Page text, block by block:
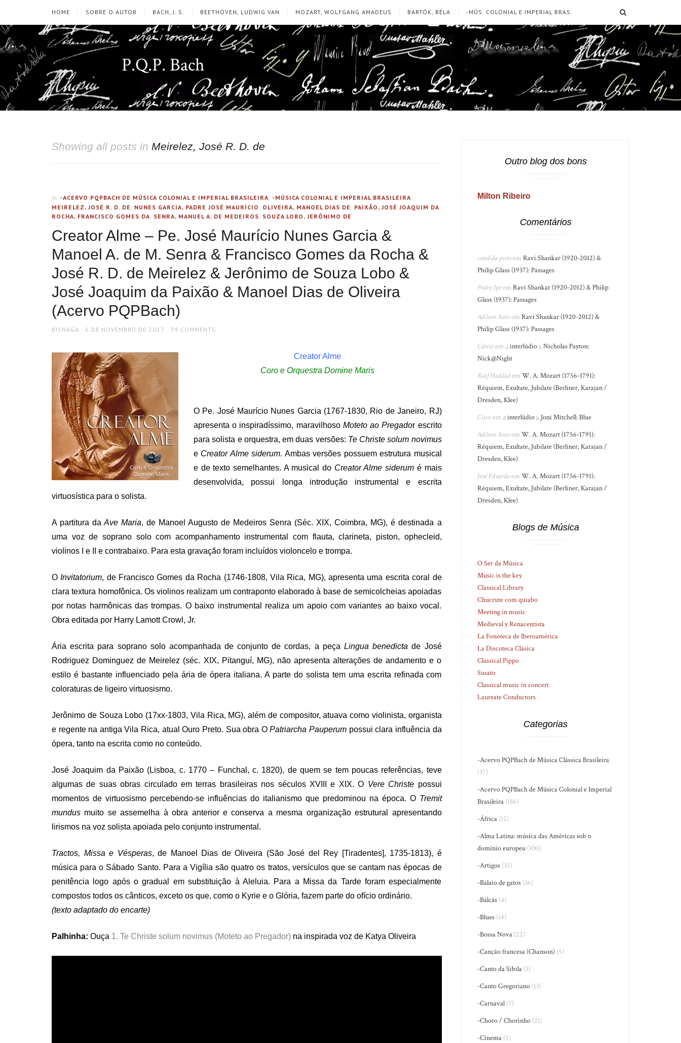
HOME SOBRE O AUTOR BACH, J. S. BEETHOVEN, LUDWIG VAN MOZART, WOLFGANG AMADEUS BARTÓK, BÉLA -MÚS. COLONIAL E IMPERIAL BRAS.
P.Q.P. Bach
Showing all posts in Meirelez, José R. D. de
In -ACERVO PQPBACH DE MÚSICA COLONIAL E IMPERIAL BRASILEIRA -MÚSICA COLONIAL E IMPERIAL BRASILEIRA
MEIRELEZ, JOSÉ R. D. DE
NUNES GARCIA, PADRE JOSÉ MAURÍCIO OLIVEIRA, MANOEL DIAS DE PAIXÃO, JOSÉ JOAQUIM DA
ROCHA, FRANCISCO GOMES DA SENRA, MANUEL A. DE MEDEIROS SOUZA LOBO, JERÔNIMO DE
Creator Alme – Pe. José Maurício Nunes Garcia &
Manoel A. de M. Senra & Francisco Gomes da Rocha &
José R. D. de Meirelez & Jerônimo de Souza Lobo &
José Joaquim da Paixão & Manoel Dias de Oliveira
(Acervo PQPBach)
AUTHOR
BISNAGA
POSTED
6 DE NOVEMBRO DE 2017 39 COMMENTS
Creator Alme
Coro e Orquestra Domine Maris
O Pe. José Maurício Nunes Garcia (1767-1830, Rio de Janeiro, RJ)
apresenta o inspiradíssimo, maravilhoso Moteto ao Pregador escrito
para solista e orquestra, em duas versões: Te Christe solum novimus
e Creator Alme siderum. Ambas versões possuem estrutura musical
e de texto semelhantes. A musical do Creator Alme siderum é mais
desenvolvida, possui longa introdução instrumental e escrita
virtuosística para o solista.
A partitura da Ave Maria, de Manoel Augusto de Medeiros Senra (Séc. XIX, Coimbra, MG), é destinada a
uma voz de soprano solo com acompanhamento instrumental com flauta, clarineta, piston, ophecleid,
violinos I e II e contrabaixo. Para esta gravação foram incluídos violoncelo e trompa.
OInvitatorium, de Francisco Gomes da Rocha (1746-1808, Vila Rica, MG), apresenta uma escrita coral de
clara textura homofônica. Os violinos realizam um contraponto elaborado à base de semicolcheias apoiadas
por notas harmônicas das trompas. O baixo instrumental realiza um apoio com variantes ao baixo vocal.
Obra editada por Harry Lamott Crowl, Jr.
Ária escrita para soprano solo acompanhada de conjunto de cordas, a peça Lingua benedicta de José
Rodriguez Dominguez de Meirelez (séc. XIX, Pitanguí, MG), não apresenta alterações de andamento e o
estilo é bastante influenciado pela ária de ópera italiana. A parte do solista tem uma escrita refinada com
coloraturas de ligeiro virtuosismo.
Jerônimo de Souza Lobo (17xx-1803, Vila Rica, MG), além de compositor, atuava como violinista, organista
e regente na antiga Vila Rica, atual Ouro Preto. Sua obra OPatriarcha Pauperum possui clara influência da
ópera, tanto na escrita como no conteúdo.
José Joaquim da Paixão (Lisboa, c. 1770 – Funchal, c. 1820), de quem se tem poucas referências, teve
algumas de suas obras circulado em terras brasileiras nos séculos XVIII e XIX. O Vere Christe possui
momentos de virtuosismo percebendo-se influências do italianismo que predominou na época. O Tremit
mundus muito se assemelha à obra anterior e conserva a mesma organização estrutural apresentando
lirismos na voz solista apoiada pelo conjunto instrumental.
Tractos, Missa e Vésperas, de Manoel Dias de Oliveira (São José del Rey [Tiradentes], 1735-1813), é
música para o Sábado Santo. Para a Vigília são quatro os tratos, versículos que se cantam nas épocas de
penitência logo após o gradual em substituição à Aleluia. Para a Missa da Tarde foram especialmente
compostos todos os cânticos, exceto os que, como o Kyrie e o Glória, fazem parte do ofício ordinário.
(texto adaptado do encarte)
Palhinha: Ouça 1. Te Christe solum novimus (Moteto ao Pregador) na inspirada voz de Katya Oliveira
Outro blog dos bons
Milton Ribeiro
Comentários
candida piresemRavi Shankar (1920-2012) &
Philip Glass (1937): Passages
Pedro IpêemRavi Shankar (1920-2012) & Philip
Glass (1937): Passages
Adilson AssisemRavi Shankar (1920-2012) &
Philip Glass (1937): Passages
Cássioem .: interlúdio :. Nicholas Payton:
Nick@Night
Raif HaddademW. A. Mozart (1756-1791):
Réquiem, Exultate, Jubilate (Berliner, Karajan /
Dresden, Klee)
Ciscoem .: interlúdio :. Joni Mitchell: Blue
Adilson AssisemW. A. Mozart (1756-1791):
Réquiem, Exultate, Jubilate (Berliner, Karajan /
Dresden, Klee)
José EduardoemW. A. Mozart (1756-1791):
Réquiem, Exultate, Jubilate (Berliner, Karajan /
Dresden, Klee)
Blogs de Música
O Ser da Música
Music is the key
Classical Library
Chucrute com quiabo
Meeting in music
Medieval y Renacentista
La Fonoteca de Iberoamérica
La Discoteca Clásica
Classical Pippo
Susato
Classical music in concert
Laureate Conductors
Categorias
-Acervo PQPBach de Música Clássica Brasileira
(37)
-Acervo PQPBach de Música Colonial e Imperial
Brasileira (186)
-África (12)
-Alma Latina: música das Américas sob o
domínio europeu (100)
-Artigos (35)
-Balaio de gatos (36)
-Bálcãs (4)
-Blues (14)
-Bossa Nova (22)
-Canção francesa (Chanson) (5)
-Canto da Sibila (3)
-Canto Gregoriano (13)
-Carnaval (7)
-Choro / Chorinho (21)
-Cinema (5)